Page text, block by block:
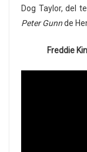
Dog Taylor, del
Peter Gunnde
Freddie